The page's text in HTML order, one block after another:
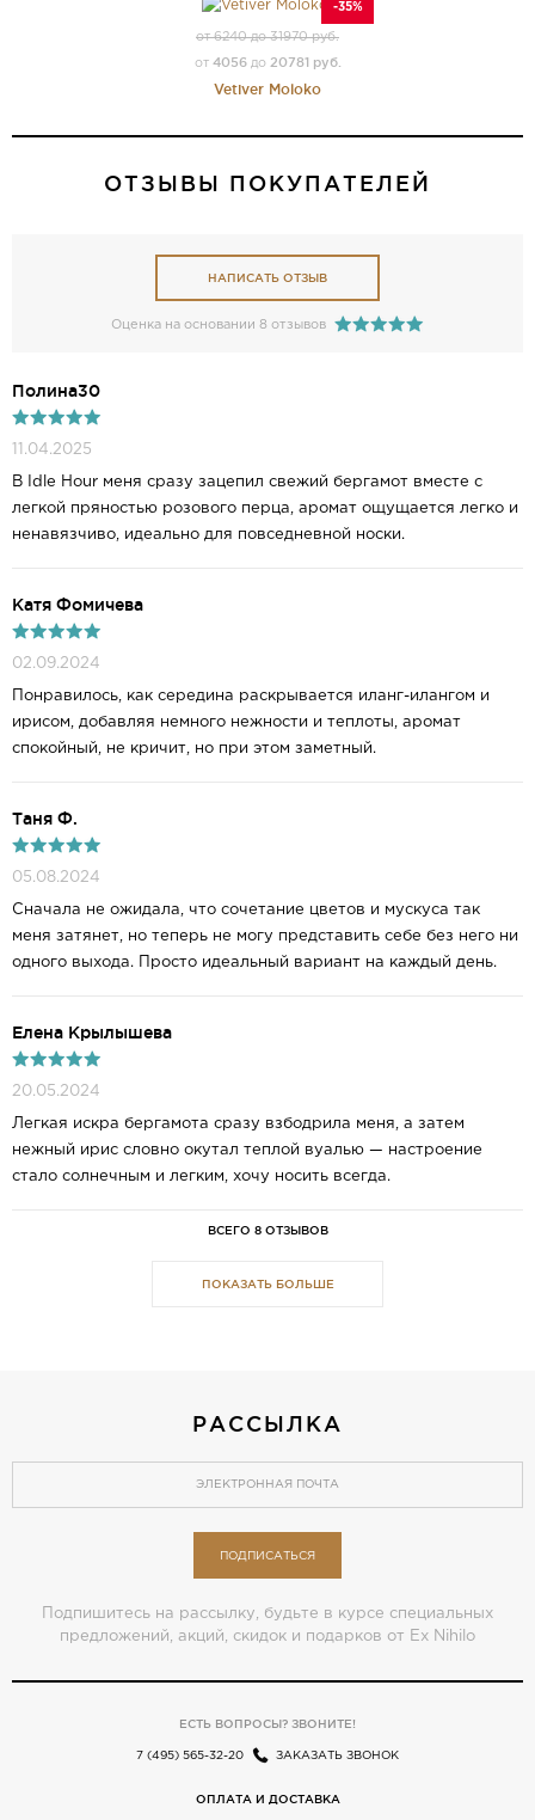
-35%
от 6240 до 31970 руб.
от 4056до 20781 руб.
Vetiver Moloko
ОТЗЫВЫ ПОКУПАТЕЛЕЙ
НАПИСАТЬ ОТЗЫВ
Оценка на основании 8 отзывов
Полина30
11.04.2025
В Idle Hour меня сразу зацепил свежий бергамот вместе с
легкой пряностью розового перца, аромат ощущается легко и
ненавязчиво, идеально для повседневной носки.
Катя Фомичева
02.09.2024
Понравилось, как середина раскрывается иланг-илангом и
ирисом, добавляя немного нежности и теплоты, аромат
спокойный, не кричит, но при этом заметный.
Таня Ф.
05.08.2024
Сначала не ожидала, что сочетание цветов и мускуса так
меня затянет, но теперь не могу представить себе без него ни
одного выхода. Просто идеальный вариант на каждый день.
Елена Крылышева
20.05.2024
Легкая искра бергамота сразу взбодрила меня, а затем
нежный ирис словно окутал теплой вуалью — настроение
стало солнечным и легким, хочу носить всегда.
ВСЕГО 8 ОТЗЫВОВ
ПОКАЗАТЬ БОЛЬШЕ
РАССЫЛКА
ПОДПИСАТЬСЯ
Подпишитесь на рассылку, будьте в курсе специальных
предложений, акций, скидок и подарков от Ex Nihilo
ЕСТЬ ВОПРОСЫ? ЗВОНИТЕ!
7 (495) 565-32-20 ЗАКАЗАТЬ ЗВОНОК
ОПЛАТА И ДОСТАВКА